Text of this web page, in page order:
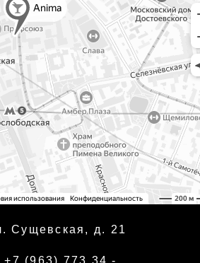
д. 21
(963) 773 34 -